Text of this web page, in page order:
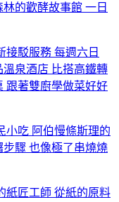
的歡酵故事館 一日
接駁服務 每週六日
溫泉酒店 比搭高鐵轉
跟著雙廚學做菜好好
小吃 阿伯慢條斯理的
驟 也像極了串燒燒
紙匠工師 從紙的原料